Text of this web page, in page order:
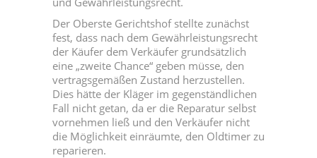
Der Oberste Gerichtshof stellte zunächst
fest, dass nach dem Gewährleistungsrecht
der Käufer dem Verkäufer grundsätzlich
eine „zweite Chance“ geben müsse, den
vertragsgemäßen Zustand herzustellen.
Dies hätte der Kläger im gegenständlichen
Fall nicht getan, da er die Reparatur selbst
vornehmen ließ und den Verkäufer nicht
die Möglichkeit einräumte, den Oldtimer zu
reparieren.